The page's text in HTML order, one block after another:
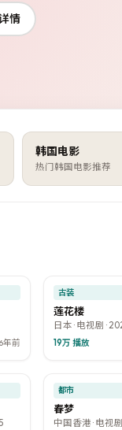
情
韩国电影
热门韩国电影推荐
6年前
热门
古装
莲花楼
日本 · 电视剧 ·
19万 播放
热门
都市
春梦
中国香港 · 电视剧